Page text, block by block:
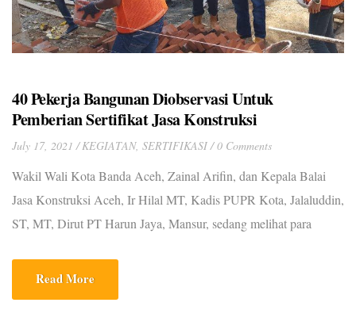
40 Pekerja Bangunan Diobservasi Untuk
Pemberian Sertifikat Jasa Konstruksi
July 17, 2021 KEGIATAN, SERTIFIKASI 0 Comments
Wakil Wali Kota Banda Aceh, Zainal Arifin, dan Kepala Balai
Jasa Konstruksi Aceh, Ir Hilal MT, Kadis PUPR Kota, Jalaluddin,
ST, MT, Dirut PT Harun Jaya, Mansur, sedang melihat para
gedung BPBD Kota Banda Aceh, Rabu (14/7/2021)
SERAMBINEWS.COM, BANDA ACEH – Wakil Wali
Read More